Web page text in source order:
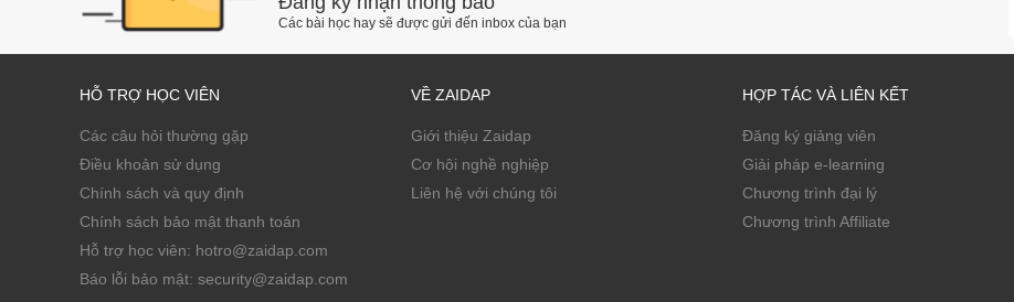
Các bài học hay sẽ được gửi đến inbox của bạn
HỖ TRỢ HỌC VIÊN
Các câu hỏi thường gặp
Điều khoản sử dụng
Chính sách và quy định
Chính sách bảo mật thanh toán
Hỗ trợ học viên: hotro@zaidap.com
Báo lỗi bảo mật: security@zaidap.com
VỀ ZAIDAP
Giới thiệu Zaidap
Cơ hội nghề nghiệp
Liên hệ với chúng tôi
HỢP TÁC VÀ LIÊN KẾT
Đăng ký giảng viên
Giải pháp e-learning
Chương trình đại lý
Chương trình Affiliate